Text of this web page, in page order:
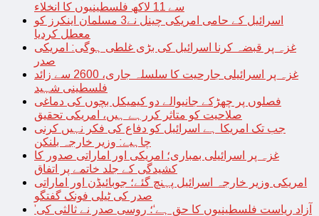
سے 11 لاکھ فلسطینیوں کا انخلاء
اسرائیل کے حامی امریکی چینل نے3 مسلمان اینکرز کو
معطل کردیا
غزہ پر قبضہ کرنا اسرائیل کی بڑی غلطی ہوگی: امریکی
صدر
غزہ پر اسرائیلی جارحیت کا سلسلہ جاری، 2600 سے زائد
فلسطینی شہید
فصلوں پر چھڑکے جانیوالے دو کیمیکل بچوں کی دماغی
صلاحیت کو متاثر کررہے ہیں، امریکی تحقیق
جب تک امریکا ہے اسرائیل کو دفاع کی فکر نہیں کرنی
چاہیے: وزیر خارجہ بلنکن
غزہ پر اسرائیلی بمباری؛ امریکی اور اماراتی صدور کا
کشیدگی کے جلد خاتمے پر اتفاق
امریکی وزیر خارجہ اسرائیل پہنچ گئے؛ جوبائیڈن اور اماراتی
صدر کی ٹیلی فونک گفتگو
’آزاد ریاست فلسطینیوں کا حق ہے‘؛ روسی صدر نے ثالثی کی